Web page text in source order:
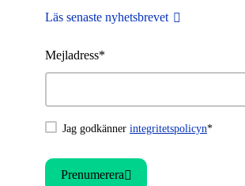
Läs senaste nyhetsbrevet
Mejladress*
Jag godkännerintegritetspolicyn*
Prenumerera